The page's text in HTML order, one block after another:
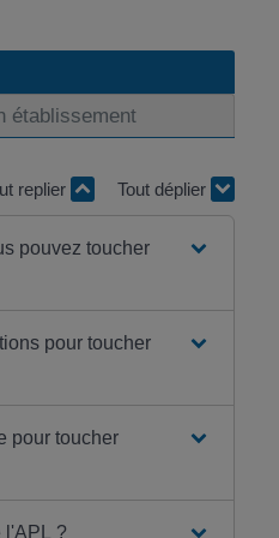
établissement
replier Tout déplier
pouvez toucher
pour toucher
pour toucher
l'APL ?